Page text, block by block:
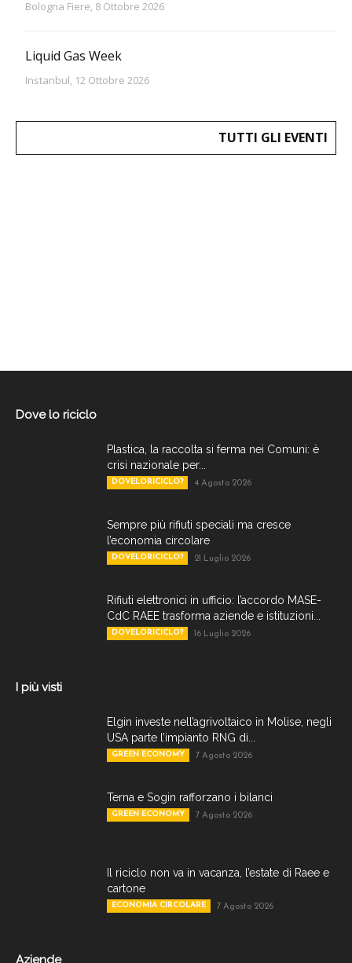
Bologna Fiere, 8 Ottobre 2026
Liquid Gas Week
Instanbul, 12 Ottobre 2026
TUTTI GLI EVENTI
Dove lo riciclo
Plastica, la raccolta si ferma nei Comuni: è
crisi nazionale per...
DOVELORICICLO? 4 Agosto 2026
Sempre più rifiuti speciali ma cresce
l’economia circolare
DOVELORICICLO? 21 Luglio 2026
Rifiuti elettronici in ufficio: l’accordo MASE-
CdC RAEE trasforma aziende e istituzioni...
DOVELORICICLO? 16 Luglio 2026
I più visti
Elgin investe nell’agrivoltaico in Molise, negli
USA parte l’impianto RNG di...
GREEN ECONOMY 7 Agosto 2026
Terna e Sogin rafforzano i bilanci
GREEN ECONOMY 7 Agosto 2026
Il riciclo non va in vacanza, l’estate di Raee e
cartone
ECONOMIA CIRCOLARE 7 Agosto 2026
Aziende